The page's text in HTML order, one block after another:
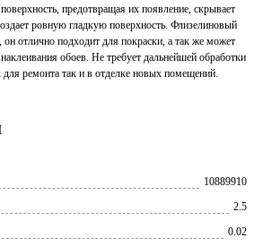
предотвращая их появление, скрывает
ровную гладкую поверхность. Флизелиновый
он отлично подходит для покраски, а так же может
обоев. Не требует дальнейшей обработки
ремонта так и в отделке новых помещений.
10889910
2.5
0.02